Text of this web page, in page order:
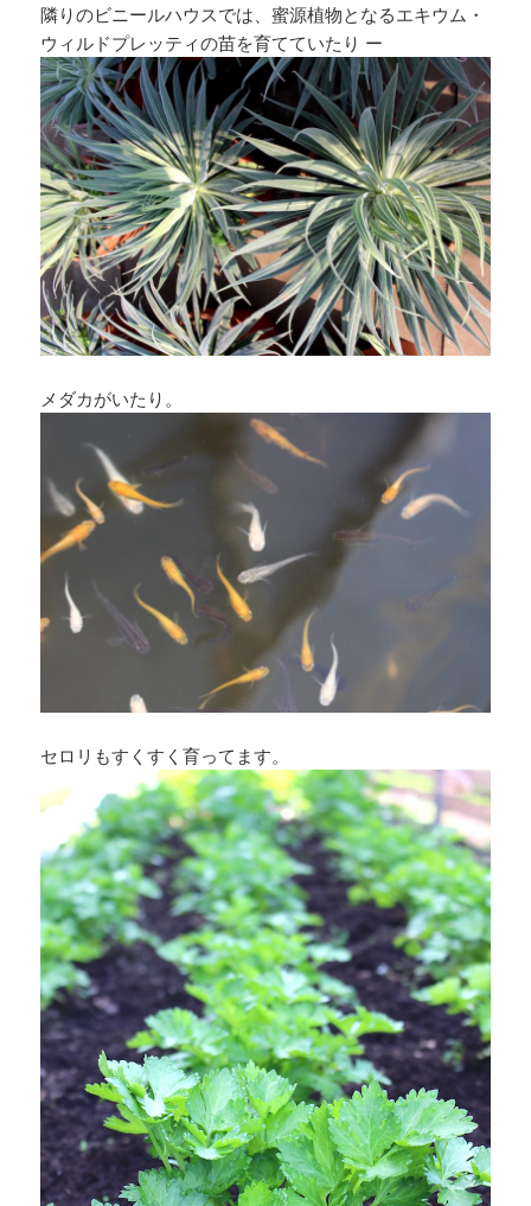
隣りのビニールハウスでは、蜜源植物となるエキウム・
ウィルドプレッティの苗を育てていたり ー
メダカがいたり。
セロリもすくすく育ってます。